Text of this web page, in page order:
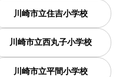
川崎市立住吉小学校
川崎市立西丸子小学校
川崎市立平間小学校